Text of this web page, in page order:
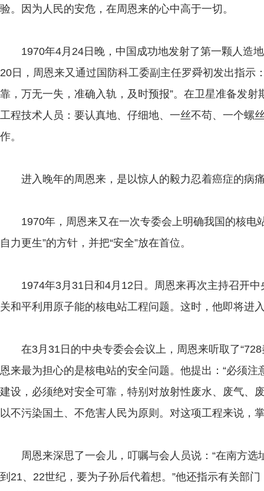
验。因为人民的安危，在周恩来的心中高于一切。
1970年4月24日晚，中国成功地发射了第一颗人造地
20日，周恩来又通过国防科工委副主任罗舜初发出指示
靠，万无一失，准确入轨，及时预报”。在卫星准备发
工程技术人员：要认真地、仔细地、一丝不苟、一个螺
作。
进入晚年的周恩来，是以惊人的毅力忍着癌症的病
1970年，周恩来又在一次专委会上明确我国的核电
自力更生”的方针，并把“安全”放在首位。
1974年3月31日和4月12日。周恩来再次主持召开中
关和平利用原子能的核电站工程问题。这时，他即将进
在3月31日的中央专委会会议上，周恩来听取了“728
恩来最为担心的是核电站的安全问题。他提出：“必须注
建设，必须绝对安全可靠，特别对放射性废水、废气、
以不污染国土、不危害人民为原则。对这项工程来说，
周恩来深思了一会儿，叮嘱与会人员说：“在南方选
到21、22世纪，要为子孙后代着想。”他还指示有关部